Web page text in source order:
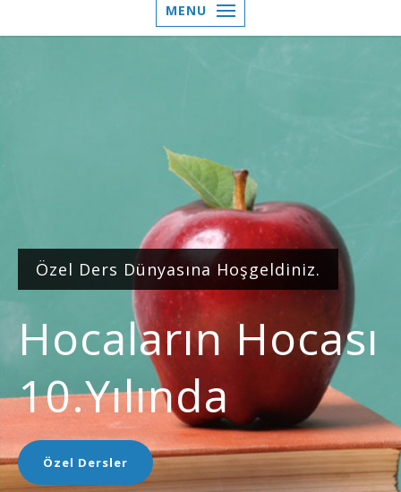
MENU
Özel Ders Dünyasına Hoşgeldiniz.
Hocaların Hocası
10.yılında
Özel Dersler